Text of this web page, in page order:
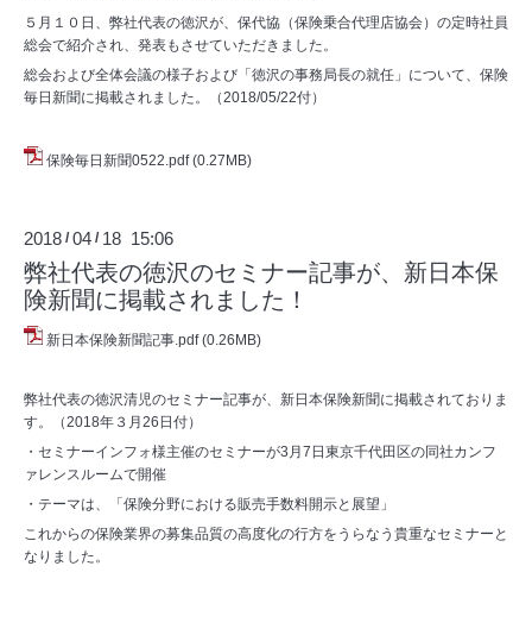
５月１０日、弊社代表の徳沢が、保代協（保険乗合代理店協会）の定時社員
総会で紹介され、発表もさせていただきました。
総会および全体会議の様子および「徳沢の事務局長の就任」について、保険
毎日新聞に掲載されました。（2018/05/22付）
保険毎日新聞0522.pdf (0.27MB)
2018 /04 / 18 15:06
弊社代表の徳沢のセミナー記事が、新日本保
険新聞に掲載されました！
新日本保険新聞記事.pdf (0.26MB)
弊社代表の徳沢清児のセミナー記事が、新日本保険新聞に掲載されておりま
す。（2018年３月26日付）
・セミナーインフォ様主催のセミナーが3月7日東京千代田区の同社カンフ
ァレンスルームで開催
・テーマは、「保険分野における販売手数料開示と展望」
これからの保険業界の募集品質の高度化の行方をうらなう貴重なセミナーと
なりました。